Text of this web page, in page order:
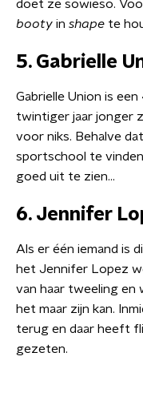
doet ze sowieso.
booty in shape te
5. Gabrielle
Gabrielle Union is
twintiger jaar jonger
voor niks. Behalve
sportschool te
goed uit te zien...
6. Jennifer
Als er één iemand is
het Jennifer Lopez
van haar tweeling en
het maar zijn kan.
terug en daar heeft
gezeten.